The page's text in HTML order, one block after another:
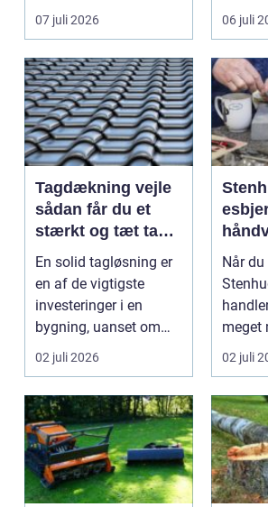
vinduespudsning, nå...
07 juli 2026
omsti...
06 juli
Tagdækning vejle
sådan får du et
stærkt og tæt tag i
mange år
En solid tagløsning er
en af de vigtigste
investeringer i en
bygning, uanset om
der er tale om bolig...
02 juli 2026
esbjerg
Når
meget
Det
02 juli